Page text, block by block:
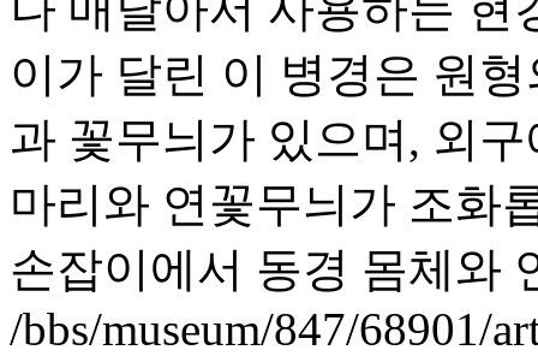
이가 달린 이 병경은 원
과 꽃무늬가 있으며, 외
마리와 연꽃무늬가 조화
손잡이에서 동경 몸체와
/bbs/museum/847/68901/